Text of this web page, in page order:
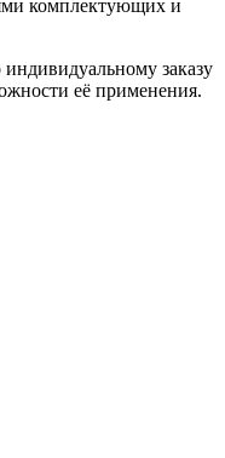
комплектующих и
заказу
её применения.